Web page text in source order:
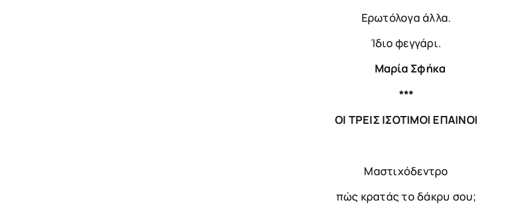
Ερωτόλογα άλλα.
Ίδιο φεγγάρι.
Μαρία Σφήκα
***
ΟΙ ΤΡΕΙΣ ΙΣΟΤΙΜΟΙ ΕΠΑΙΝΟΙ
Μαστιχόδεντρο
πώς κρατάς το δάκρυ σου;